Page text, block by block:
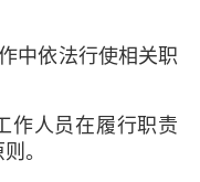
中依法行使相关职
作人员在履行职责
。